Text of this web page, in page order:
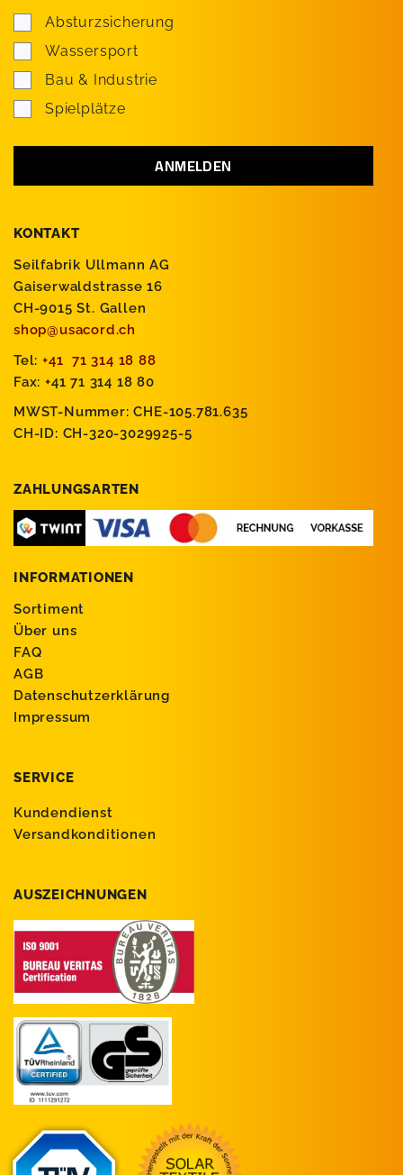
KONTAKT
Seilfabrik Ullmann AG
Gaiserwaldstrasse 16
CH-9015 St. Gallen
shop@usacord.ch
Tel: +41 71 314 18 88
Fax: +41 71 314 18 80
MWST-Nummer: CHE-105.781.635
CH-ID: CH-320-3029925-5
ZAHLUNGSARTEN
INFORMATIONEN
Sortiment
Über uns
FAQ
AGB
Datenschutzerklärung
Impressum
SERVICE
Kundendienst
Versandkonditionen
AUSZEICHNUNGEN
Absturzsicherung
Wassersport
Bau & Industrie
Spielplätze